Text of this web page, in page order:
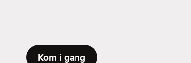
Kom i gang